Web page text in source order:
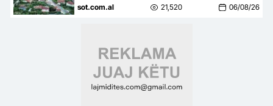
Këlcyrës, refuzon unanimisht
sot.com.al 21,520 06/08/26